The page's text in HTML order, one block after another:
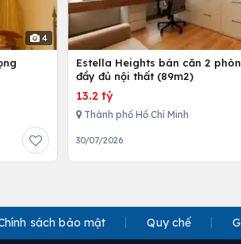
4
Estella Heights bán căn 2
đầy đủ nội thất (89m2)
13.2 tỷ
Thành phố Hồ Chí Minh
30/07/2026
sách bảo mật Quy chế